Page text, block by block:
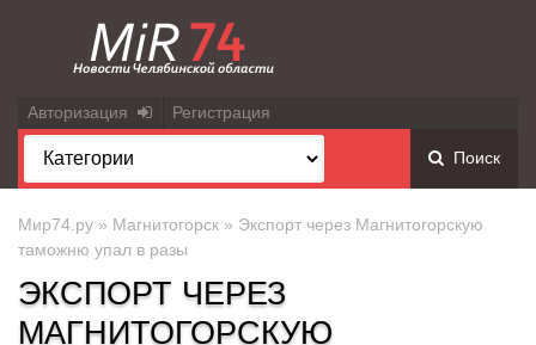
Авторизация Регистрация
Поиск
Мир74.ру » Магнитогорск » Экспорт через Магнитогорскую
таможню упал в разы
ЭКСПОРТ ЧЕРЕЗ
МАГНИТОГОРСКУЮ